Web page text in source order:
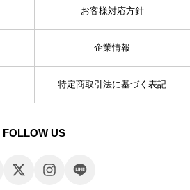
お客様対応方針
企業情報
特定商取引法に基づく表記
FOLLOW US